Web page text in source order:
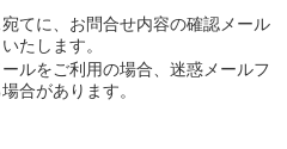
てに、お問合せ内容の確認メール
たします。
ルをご利用の場合、迷惑メールフ
合があります。